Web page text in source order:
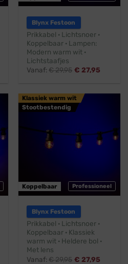
Blynx Festoon
Prikkabel · Lichtsnoer ·
Koppelbaar · Lampen:
Modern warm wit ·
Lichtstaafjes
Vanaf:€29,95 € 27,95
Professioneel
Klassiek warm wit
Stootbestendig
Koppelbaar
Blynx Festoon
Prikkabel · Lichtsnoer ·
Koppelbaar · Klassiek
warm wit · Heldere bol ·
Met lens
Vanaf:€29,95 € 27,95